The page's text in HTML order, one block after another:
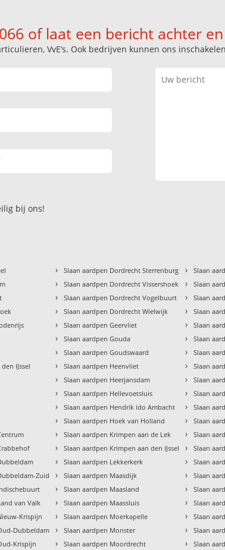
of laat een bericht achter
VvE’s. Ook bedrijven kunnen ons
bij ons!
IJssel
Zuid
van Valk
Krispijn
Dubbeldam
Krispijn
› Slaan aardpen Dordrecht Sterrenburg
› Slaan aardpen Dordrecht Vissershoek
› Slaan aardpen Dordrecht Vogelbuurt
› Slaan aardpen Dordrecht Wielwijk
› Slaan aardpen Geervliet
› Slaan aardpen Gouda
› Slaan aardpen Goudswaard
› Slaan aardpen Heenvliet
› Slaan aardpen Heerjansdam
› Slaan aardpen Hellevoetsluis
› Slaan aardpen Hendrik ido Ambacht
› Slaan aardpen Hoek van Holland
› Slaan aardpen Krimpen aan de Lek
› Slaan aardpen Krimpen aan den IJssel
› Slaan aardpen Lekkerkerk
› Slaan aardpen Maasdijk
› Slaan aardpen Maasland
› Slaan aardpen Maassluis
› Slaan aardpen Moerkapelle
› Slaan aardpen Monster
› Slaan aardpen Moordrecht
› Slaan
› Slaan
› Slaan
› Slaan
› Slaan
› Slaan
› Slaan
› Slaan
› Slaan
› Slaan
› Slaan
› Slaan
› Slaan
› Slaan
› Slaan
› Slaan
› Slaan
› Slaan
› Slaan
› Slaan
› Slaan